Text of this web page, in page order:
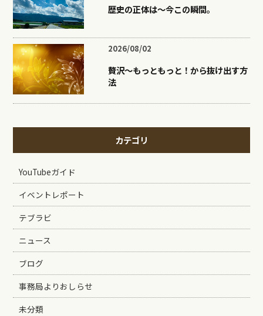
歴史の正体は〜今この瞬間。
2026/08/02
贅沢〜もっともっと！から抜け出す方
法
カテゴリ
YouTubeガイド
イベントレポート
テブラビ
ニュース
ブログ
事務局よりおしらせ
未分類